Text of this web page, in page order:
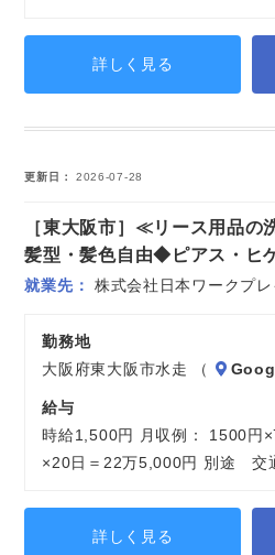
詳しく見る
更新日 2026-07-28
［東大阪市］≪リース用品
髪型・髪色自由◆ピアス・ヒ
就業先 株式会社日本ワークプ
勤務地
大阪府東大阪市水走 （
給与
時給1,500円 月収例： 1500円
×20日＝22万5,000円 別途 交
詳しく見る